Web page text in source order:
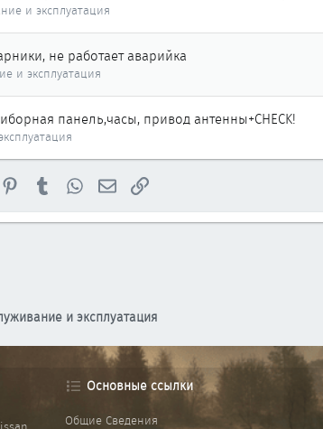
и эксплуатация
не работает аварийка
и эксплуатация
панель,часы, привод антенны+CHECK!
PinterestTumblrWhatsAppЭлектронная почта
Ссылка
и эксплуатация
Основные ссылки
Общие Сведения